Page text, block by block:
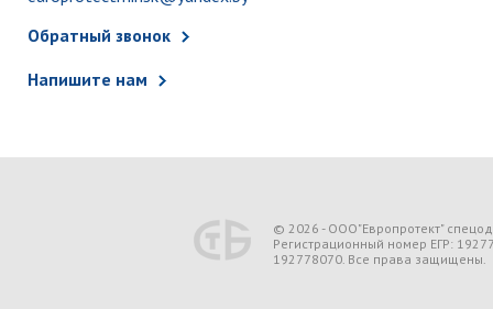
Обратный звонок
Напишите нам
© 2026 - ООО"Европротект"
Регистрационный номер ЕГР:
192778070. Все права защищены.